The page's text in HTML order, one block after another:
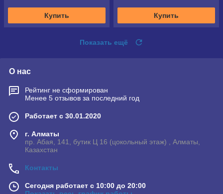
Купить Купить
Показать ещё
О нас
Рейтинг не сформирован
Менее 5 отзывов за последний год
Работает с 30.01.2020
г. Алматы
пр. Абая, 141, бутик Ц 16 (цокольный этаж) , Алматы,
Казахстан
Контакты
Сегодня работает с 10:00 до 20:00